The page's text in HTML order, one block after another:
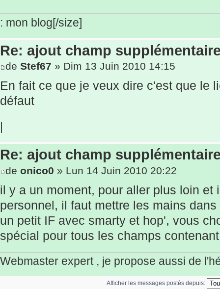
: mon blog[/size]
Re: ajout champ
de Stef67 » Dim 13 Juin 2010 14:15
En fait ce que je veux dire c'est que le
défaut
|
Re: ajout champ
de onico0 » Lun 14 Juin 2010 20:22
il y a un moment, pour aller plus loin et
personnel, il faut mettre les mains
un petit IF avec smarty et hop', vous
spécial pour tous les champs
Webmaster expert , je propose aussi de
Afficher les messages postés depuis: